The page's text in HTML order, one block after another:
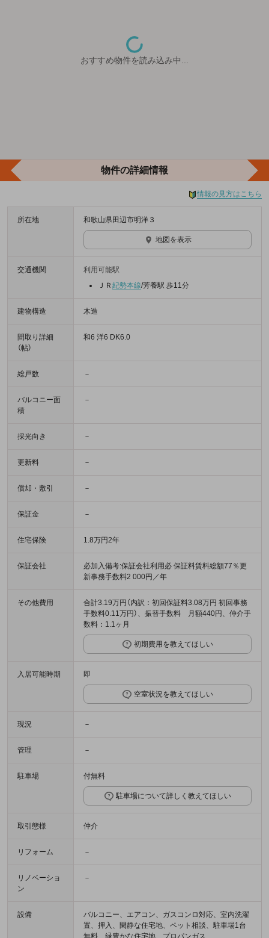
おすすめ物件を読み込み中...
物件の詳細情報
情報の見方はこちら
所在地 和歌山県田辺市明洋３
地図を表示
交通機関
利用可能駅
ＪＲ 紀勢本線/芳養駅 歩11分
建物構造 木造
間取り詳細
（帖）
和6 洋6 DK6.0
総戸数 －
バルコニー面
積
－
採光向き －
更新料 －
償却・敷引 －
保証金 －
住宅保険 1.8万円2年
保証会社
必加入備考:保証会社利用必 保証料賃料総額77％更
新事務手数料2 000円／年
その他費用
合計3.19万円（内訳：初回保証料3.08万円 初回事務
手数料0.11万円）、振替手数料 月額440円、仲介手
数料：1.1ヶ月
初期費用を教えてほしい
入居可能時期 即
空室状況を教えてほしい
現況 －
管理 －
駐車場 付無料
駐車場について詳しく教えてほしい
取引態様 仲介
リフォーム －
リノベーショ
ン
－
設備
バルコニー、エアコン、ガスコンロ対応、室内洗濯
置、押入、閑静な住宅地、ペット相談、駐車場1台